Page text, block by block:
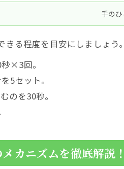
で自律神経の効果を一瞬で安
践プラン
リマインドと習慣化の工夫
手の
る程度を目安にしましょう。
×3回。
5セット。
のを30秒。
カニズムを徹底解説！